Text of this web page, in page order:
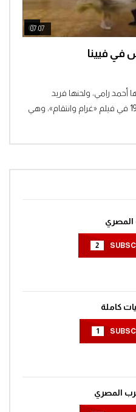
07:07
في فيينا
أحمد رامي، ولحنها فريد
الأطرش، وغنتها أسمهان عام 1944 في فيلم «غرام وانتقام»، وهي
المصري
2
كاملة
1
المصري